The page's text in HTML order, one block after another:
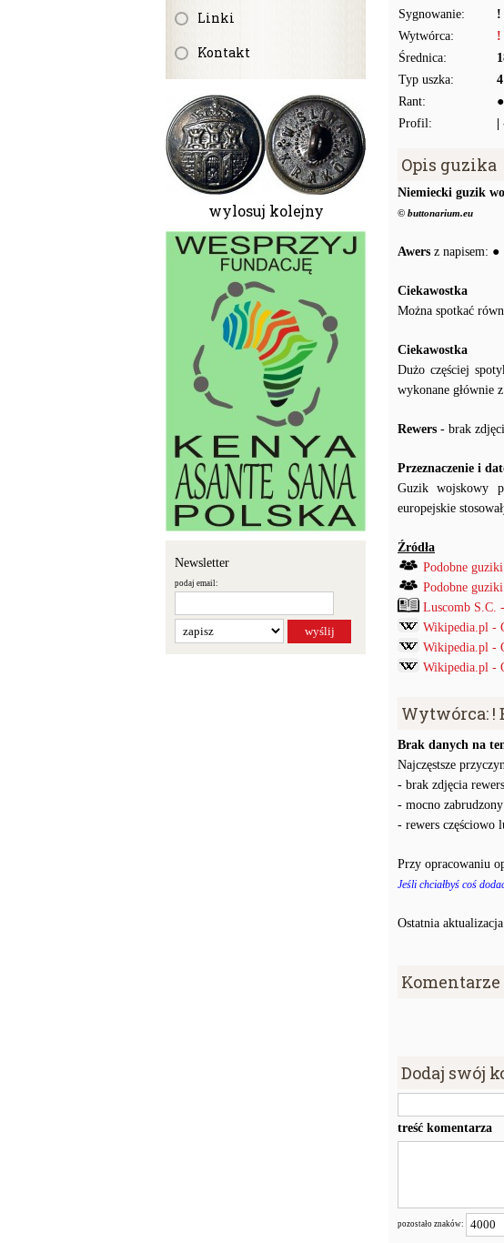
Linki
Kontakt
wylosuj kolejny
Newsletter
podaj email:
Sygnowanie:
!
Wytwórca:
!
Średnica:
Typ uszka:
Rant:
Profil:
Opis guzika
Niemiecki guzik
© buttonarium.eu
Awers z napisem:
Ciekawostka
Można spotkać
Ciekawostka
Dużo częściej
wykonane głównie
Rewers - brak
Przeznaczenie i
Guzik wojskowy
europejskie
Źródła
Podobne
Podobne
Luscomb S.C.
Wikipedia.pl -
Wikipedia.pl -
Wikipedia.pl -
Wytwórca: !
Brak danych na
Najczęstsze
- brak zdjęcia
- mocno
- rewers częściowo
Przy opracowaniu
Jeśli chciałbyś coś
Ostatnia
Dodaj swój
treść komentarza
pozostało znaków: